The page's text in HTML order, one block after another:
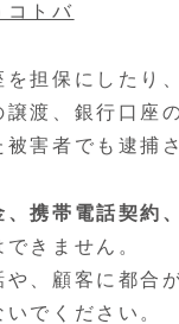
コトバ
を担保にしたり
渡、銀行口座
害者でも逮捕
、携帯電話契約
きません。
、顧客に都合
でください。